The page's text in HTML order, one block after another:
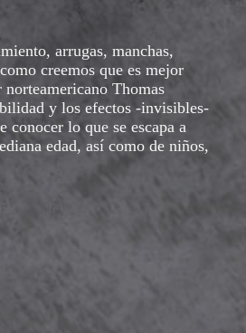
arrugas, manchas,
creemos que es mejor
Thomas
y los efectos -invisibles-
lo que se escapa a
edad, así como de niños,